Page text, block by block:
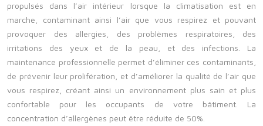
propulsés dans l’air intérieur lorsque la climatisation est en
marche, contaminant ainsi l’air que vous respirez et pouvant
provoquer des allergies, des problèmes respiratoires, des
irritations des yeux et de la peau, et des infections. La
maintenance professionnelle permet d’éliminer ces contaminants,
de prévenir leur prolifération, et d’améliorer la qualité de l’air que
vous respirez, créant ainsi un environnement plus sain et plus
confortable pour les occupants de votre bâtiment. La
concentration d’allergènes peut être réduite de 50%.